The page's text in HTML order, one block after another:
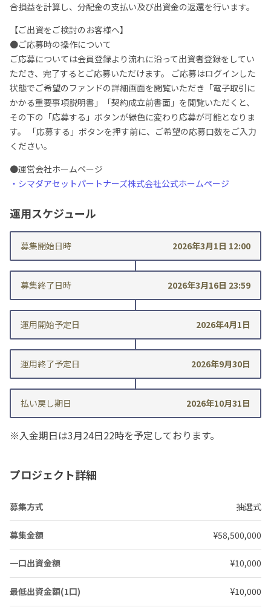
合損益を計算し、分配金の支払い及び出資金の返還を行います。
【ご出資をご検討のお客様へ】
●ご応募時の操作について
ご応募については会員登録より流れに沿って出資者登録をしてい
ただき、完了するとご応募いただけます。 ご応募はログインした
状態でご希望のファンドの詳細画面を閲覧いただき「電子取引に
かかる重要事項説明書」「契約成立前書面」を閲覧いただくと、
その下の「応募する」ボタンが緑色に変わり応募が可能となりま
す。 「応募する」ボタンを押す前に、ご希望の応募口数をご入力
ください。
●運営会社ホームページ
・シマダアセットパートナーズ株式会社公式ホームページ
運用スケジュール
募集開始日時 2026年3月1日 12:00
募集終了日時 2026年3月16日 23:59
運用開始予定日 2026年4月1日
運用終了予定日 2026年9月30日
払い戻し期日 2026年10月31日
※入金期日は3月24日22時を予定しております。
プロジェクト詳細
募集方式 抽選式
募集金額 ¥58,500,000
一口出資金額 ¥10,000
最低出資金額(1口) ¥10,000